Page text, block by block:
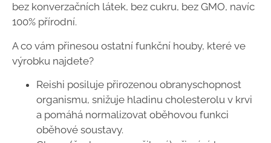
bez konverzačních látek, bez cukru, bez GMO, navíc
100% přírodní.
A co vám přinesou ostatní funkční houby, které ve
výrobku najdete?
Reishi posiluje přirozenou obranyschopnost
organismu, snižuje hladinu cholesterolu v krvi
a pomáhá normalizovat oběhovou funkci
oběhové soustavy.